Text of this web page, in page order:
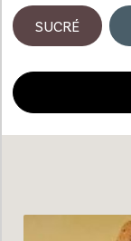
SUCRÉ
Loading...